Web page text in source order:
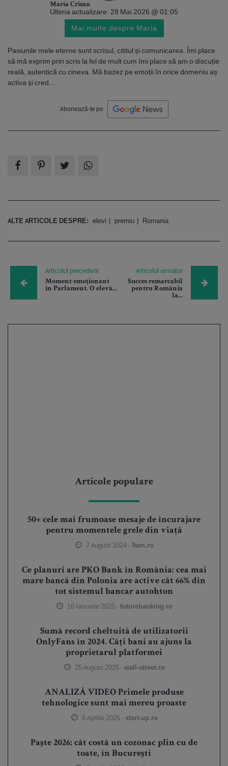
Maria Crisan
Ultima actualizare: 28 Mai 2026 @ 01:05
Mai multe despre Maria
Pasiunile mele eterne sunt scrisul, cititul și comunicarea. Îmi place
să mă exprim prin scris la fel de mult cum îmi place să am o discuție
reală, autentică cu cineva. Mă bazez pe emoții în orice domeniu aș
activa și cred...
Abonează-te pe
ALTE ARTICOLE DESPRE: elevi premiu Romania
Articolul precedent
Moment emoționant
în Parlament. O elevă...
Articolul urmator
Succes remarcabil
pentru România
la...
Articole populare
50+ cele mai frumoase mesaje de încurajare
pentru momentele grele din viață
7 August 2024 -9am.ro
Ce planuri are PKO Bank în România: cea mai
mare bancă din Polonia are active cât 66% din
tot sistemul bancar autohton
16 Ianuarie 2025 -futurebanking.ro
Sumă record cheltuită de utilizatorii
OnlyFans în 2024. Câți bani au ajuns la
proprietarul platformei
25 August 2025 -wall-street.ro
ANALIZĂ VIDEO Primele produse
tehnologice sunt mai mereu proaste
6 Aprilie 2026 - start-up.ro
Paște 2026: cât costă un cozonac plin cu de
toate, în București